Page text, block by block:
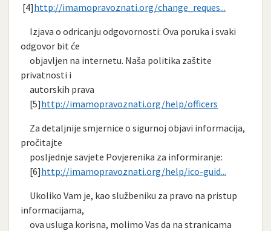
[4]http://imamopravoznati.org/change_reques...
Izjava o odricanju odgovornosti: Ova poruka i svaki
odgovor bit će
objavljen na internetu. Naša politika zaštite
privatnosti i
autorskih prava
[5]http://imamopravoznati.org/help/officers
Za detaljnije smjernice o sigurnoj objavi informacija,
pročitajte
posljednje savjete Povjerenika za informiranje:
[6]http://imamopravoznati.org/help/ico-guid...
Ukoliko Vam je, kao službeniku za pravo na pristup
informacijama,
ova usluga korisna, molimo Vas da na stranicama